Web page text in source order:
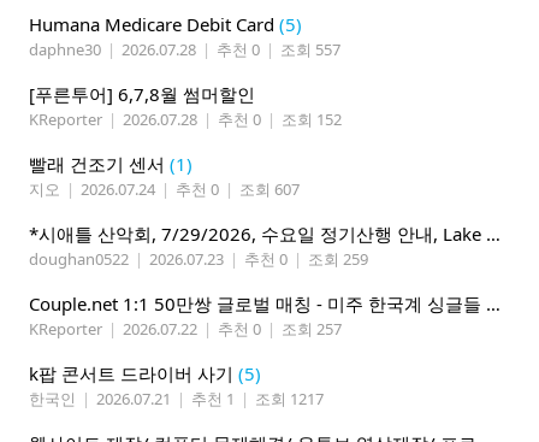
Humana Medicare Debit Card (5)
daphne30 | 2026.07.28 | 추천 0 | 조회 557
[푸른투어] 6,7,8월 썸머할인
KReporter | 2026.07.28 | 추천 0 | 조회 152
빨래 건조기 센서 (1)
지오 | 2026.07.24 | 추천 0 | 조회 607
*시애틀 산악회, 7/29/2026, 수요일 정기산행 안내, Lake 22*
doughan0522 | 2026.07.23 | 추천 0 | 조회 259
Couple.net 1:1 50만쌍 글로벌 매칭 - 미주 한국계 싱글들 모이세요
KReporter | 2026.07.22 | 추천 0 | 조회 257
k팝 콘서트 드라이버 사기 (5)
한국인 | 2026.07.21 | 추천 1 | 조회 1217